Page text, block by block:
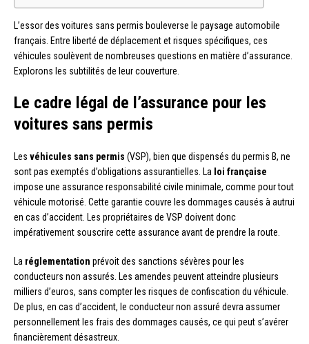
L’essor des voitures sans permis bouleverse le paysage automobile
français. Entre liberté de déplacement et risques spécifiques, ces
véhicules soulèvent de nombreuses questions en matière d’assurance.
Explorons les subtilités de leur couverture.
Le cadre légal de l’assurance pour les
voitures sans permis
Les véhicules sans permis (VSP), bien que dispensés du permis B, ne
sont pas exemptés d’obligations assurantielles. La loi française
impose une assurance responsabilité civile minimale, comme pour tout
véhicule motorisé. Cette garantie couvre les dommages causés à autrui
en cas d’accident. Les propriétaires de VSP doivent donc
impérativement souscrire cette assurance avant de prendre la route.
La réglementation prévoit des sanctions sévères pour les
conducteurs non assurés. Les amendes peuvent atteindre plusieurs
milliers d’euros, sans compter les risques de confiscation du véhicule.
De plus, en cas d’accident, le conducteur non assuré devra assumer
personnellement les frais des dommages causés, ce qui peut s’avérer
financièrement désastreux.